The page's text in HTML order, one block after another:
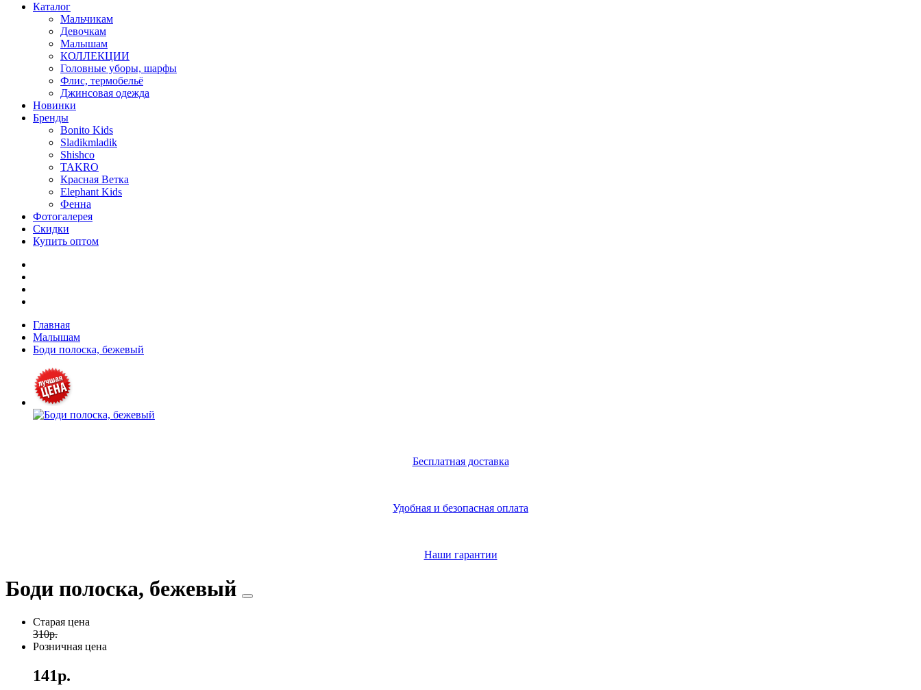
Каталог
Мальчикам
Девочкам
Малышам
КОЛЛЕКЦИИ
Головные уборы, шарфы
Флис, термобельё
Джинсовая одежда
Новинки
Бренды
Bonito Kids
Sladikmladik
Shishco
TAKRO
Красная Ветка
Elephant Kids
Фенна
Фотогалерея
Скидки
Купить оптом
Главная
Малышам
Боди полоска, бежевый
Бесплатная доставка
Удобная и безопасная оплата
Наши гарантии
Боди полоска, бежевый
Старая цена
310р.
Розничная цена
141р.